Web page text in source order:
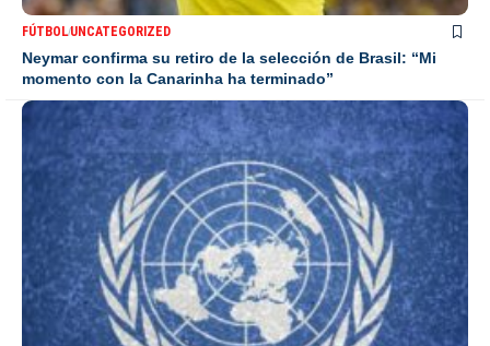
FÚTBOLUNCATEGORIZED
Neymar confirma su retiro de la selección de Brasil: “Mi
momento con la Canarinha ha terminado”